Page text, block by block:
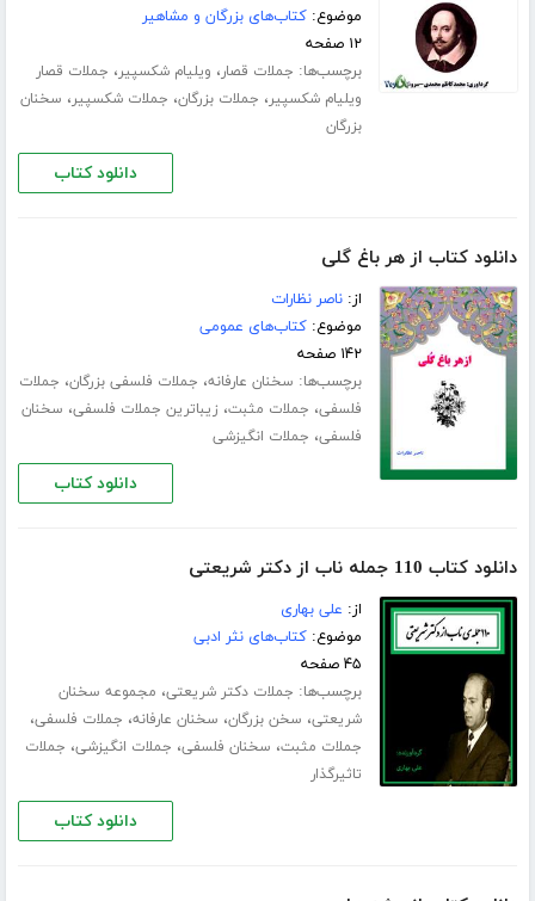
موضوع:کتاب‌های بزرگان و مشاهیر
۱۲ صفحه
برچسب‌ها: جملات قصار، ویلیام شکسپیر، جملات قصار
ویلیام شکسپیر، جملات بزرگان، جملات شکسپیر، سخنان
بزرگان
دانلود کتاب
دانلود کتاب از هر باغ گلی
از:ناصر نظارات
موضوع:کتاب‌های عمومی
۱۴۲ صفحه
برچسب‌ها: سخنان عارفانه، جملات فلسفی بزرگان، جملات
فلسفی، جملات مثبت، زیباترین جملات فلسفی، سخنان
فلسفی، جملات انگیزشی
دانلود کتاب
دانلود کتاب 110 جمله ناب از دکتر شریعتی
از: علی بهاری
موضوع:کتاب‌های نثر ادبی
۴۵ صفحه
برچسب‌ها: جملات دکتر شریعتی، مجموعه سخنان
شریعتی، سخن بزرگان، سخنان عارفانه، جملات فلسفی،
جملات مثبت، سخنان فلسفی، جملات انگیزشی، جملات
تاثیرگذار
دانلود کتاب